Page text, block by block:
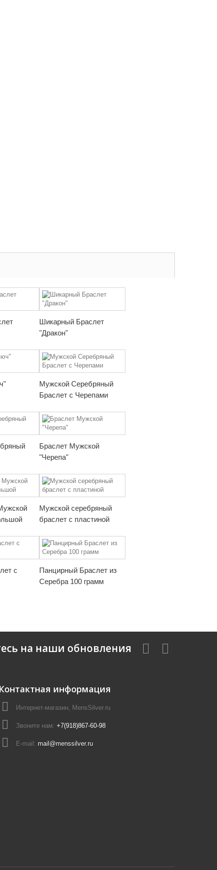
Шикарный Браслет
"Дракон"
Мужской Серебряный
Браслет с Черепами
Браслет Мужской
"Черепа"
Мужской серебряный
браслет с пластиной
с
Панцирный Браслет из
Серебра 100 грамм
на наши обновления
Контактная информация
Интернет-магазин, MensSilver.ru
Звоните нам: +7(918)867-60-98
E-mail: mail@menssilver.ru